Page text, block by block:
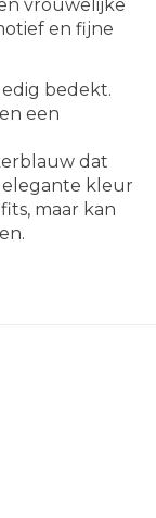
vrouwelijke
en fijne
bedekt.
een
dat
kleur
maar kan